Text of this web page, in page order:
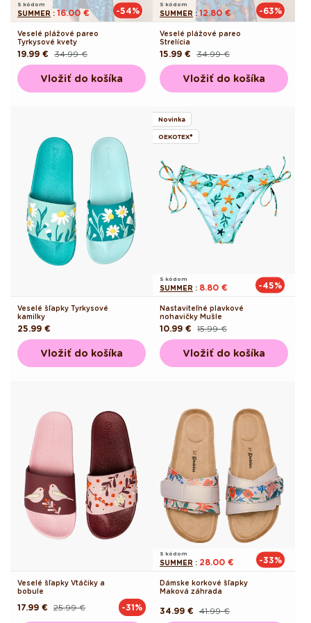
S kódom
SUMMER : 16.00 € -54%
Veselé plážové pareo
Tyrkysové kvety
Pôvodná
cena
34.99 €
Akciová
cena
19.99 €
Vložiť do košíka
S kódom
SUMMER :12.80 € -63%
Veselé plážové pareo
Strelícia
Pôvodná
cena
34.99 €
Akciová
cena
15.99 €
Vložiť do košíka
Veselé šľapky Tyrkysové
kamilky
Pôvodná
cena
25.99 €
Vložiť do košíka
Novinka
OEKOTEX®
S kódom
SUMMER : 8.80 € -45%
Nastaviteľné plavkové
nohavičky Mušle
Pôvodná
cena
15.99 €
Akciová
cena
10.99 €
Vložiť do košíka
Veselé šľapky Vtáčiky a
bobule
Pôvodná25.99 €
Akciová
17.99 € -31%
S kódom
SUMMER : 28.00 € -33%
Dámske korkové šľapky
Maková záhrada
Pôvodná41.99 €
Akciová
34.99 €